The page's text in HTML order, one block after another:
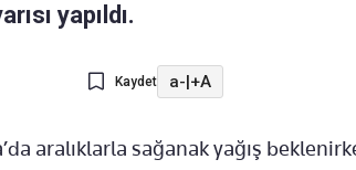
yapıldı.
Kaydet a-|+A
aralıklarla sağanak yağış